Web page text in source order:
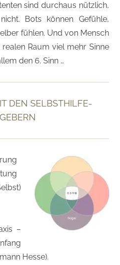
sind durchaus nützlich,
Bots können Gefühle,
fühlen. Und von Mensch
Raum viel mehr Sinne
den 6. Sinn …
DEN SELBSTHILFE-
–
Hesse).